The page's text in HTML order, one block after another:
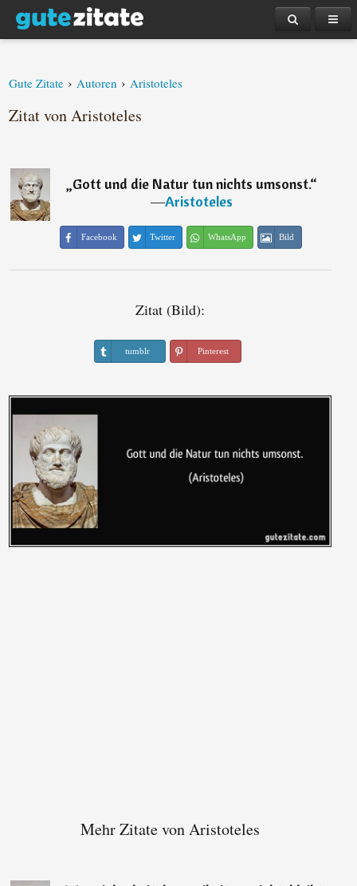
Gute Zitate › Autoren › Aristoteles
Zitat von Aristoteles
„Gott und die Natur tun nichts umsonst.“
―Aristoteles
Facebook Twitter WhatsApp Bild
Zitat (Bild):
tumblr Pinterest
Mehr Zitate von Aristoteles